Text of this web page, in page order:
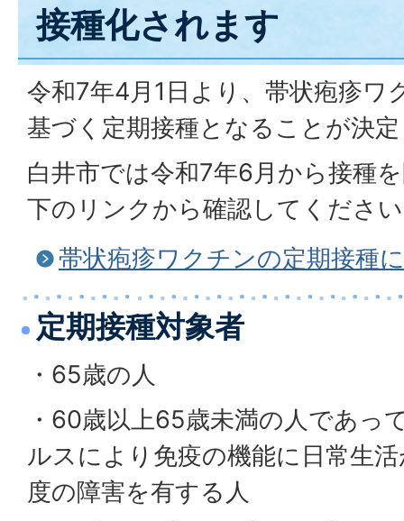
接種化されます
令和7年4月1日より、帯状疱疹ワ
基づく定期接種となることが決
白井市では令和7年6月から接種
下のリンクから確認してくださ
帯状疱疹ワクチンの定期接種
定期接種対象者
・65歳の人
・60歳以上65歳未満の人であっ
ルスにより免疫の機能に日常生
度の障害を有する人